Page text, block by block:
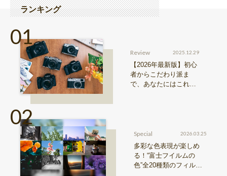
ランキング
Review 2025.12.29
【2026年最新版】初心
者からこだわり派ま
で、あなたにはこれが
Special 2026.03.25
多彩な色表現が楽しめ
る！“富士フイルムの
色”全20種類のフィルム